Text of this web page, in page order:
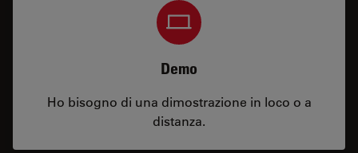
Demo
Ho bisogno di una dimostrazione in loco o a
distanza.